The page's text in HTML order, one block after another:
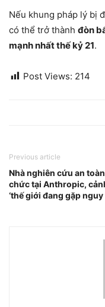
Nếu khung pháp lý bị
có thể trở thành đòn
mạnh nhất thế kỷ 21.
Post Views: 214
Previous article
Nhà nghiên cứu an
chức tại Anthropic,
‘thế giới đang gặp nguy